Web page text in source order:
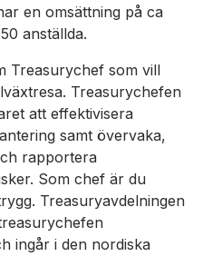
en omsättning på ca
anställda.
Treasurychef som vill
Treasurychefen
att effektivisera
samt övervaka,
rapportera
Som chef är du
Treasuryavdelningen
ingår i den nordiska